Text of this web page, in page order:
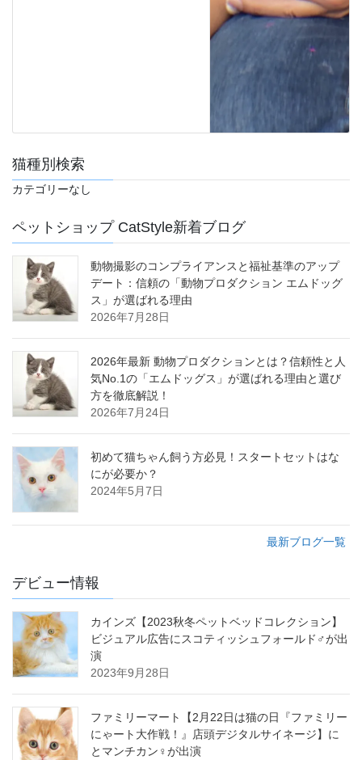
猫種別検索
カテゴリーなし
ペットショップ CatStyle新着ブログ
動物撮影のコンプライアンスと福祉基準のアップ
デート：信頼の「動物プロダクション エムドッグ
ス」が選ばれる理由
2026年7月28日
2026年最新 動物プロダクションとは？信頼性と人
気No.1の「エムドッグス」が選ばれる理由と選び
方を徹底解説！
2026年7月24日
初めて猫ちゃん飼う方必見！スタートセットはな
にが必要か？
2024年5月7日
最新ブログ一覧
デビュー情報
カインズ【2023秋冬ペットベッドコレクション】
ビジュアル広告にスコティッシュフォールド♂が出
演
2023年9月28日
ファミリーマート【2月22日は猫の日『ファミリー
にゃート大作戦！』店頭デジタルサイネージ】に
とマンチカン♀が出演